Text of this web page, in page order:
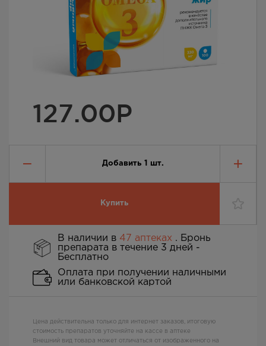
127.00Р
Добавить 1 шт.
Купить
В наличии в 47 аптеках . Бронь
препарата в течение 3 дней -
Бесплатно
Оплата при получении наличными
или банковской картой
Цена действительна только для интернет заказов, итоговую
стоимость препаратов уточняйте на кассе в аптеке
Внешний вид товара может отличаться от изображенного на